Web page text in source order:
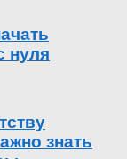
нуля
знать